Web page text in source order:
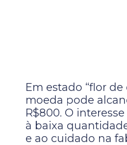
Em estado “flor de
moeda pode
R$800. O
à baixa
e ao cuidado na